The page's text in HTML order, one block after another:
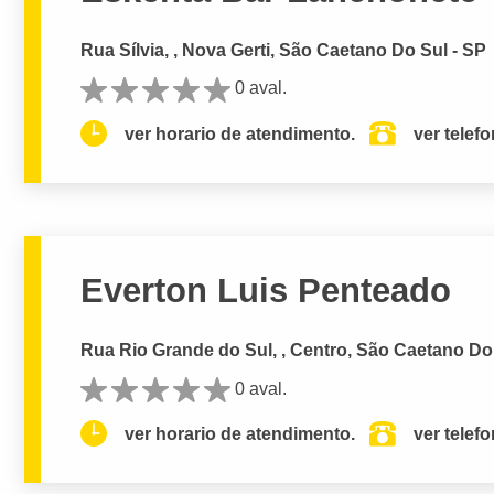
Rua Sílvia, , Nova Gerti, São Caetano Do Sul - SP
0 aval.
ver horario de atendimento. ver
Everton Luis Penteado
Rua Rio Grande do Sul, , Centro, São Caetano
0 aval.
ver horario de atendimento. ver